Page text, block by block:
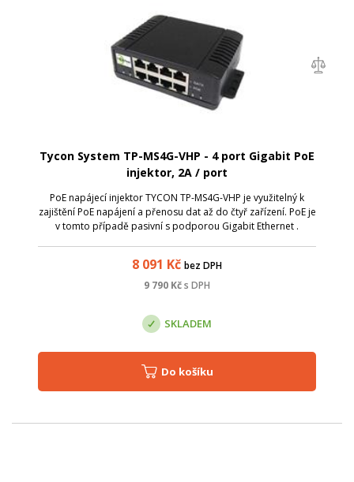
Tycon System TP-MS4G-VHP - 4 port Gigabit PoE
injektor, 2A / port
PoE napájecí injektor TYCON TP-MS4G-VHP je využitelný k
zajištění PoE napájení a přenosu dat až do čtyř zařízení. PoE je
v tomto případě pasivní s podporou Gigabit Ethernet .
8 091 Kč bez DPH
9 790 Kčs DPH
SKLADEM
Do košíku